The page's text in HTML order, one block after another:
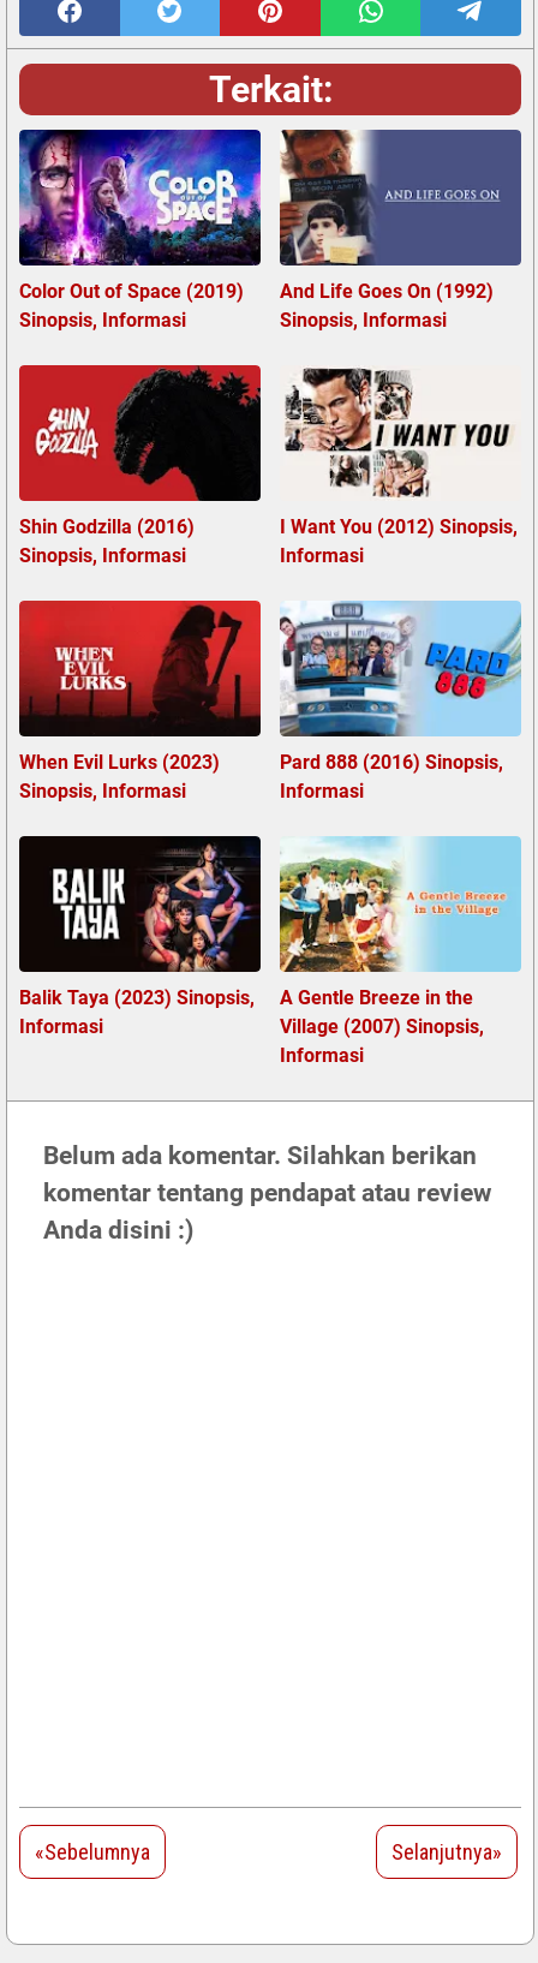
Terkait:
Color Out of Space (2019)
Sinopsis, Informasi
And Life Goes On (1992)
Sinopsis, Informasi
Shin Godzilla (2016)
Sinopsis, Informasi
I Want You (2012) Sinopsis,
Informasi
When Evil Lurks (2023)
Sinopsis, Informasi
Pard 888 (2016) Sinopsis,
Informasi
Balik Taya (2023) Sinopsis,
Informasi
A Gentle Breeze in the
Village (2007) Sinopsis,
Informasi
Belum ada komentar. Silahkan berikan
komentar tentang pendapat atau review
Anda disini :)
«Sebelumnya Selanjutnya»